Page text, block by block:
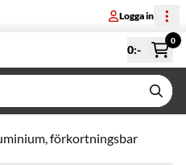
Logga in
0:-
0
förkortningsbar